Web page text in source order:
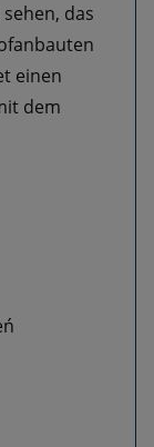
das
einen
dem